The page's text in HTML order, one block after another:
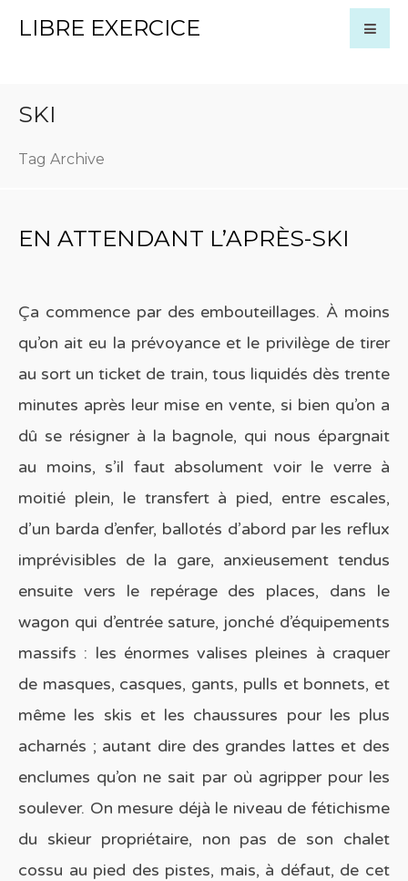
LIBRE EXERCICE
SKI
Tag Archive
EN ATTENDANT L’APRÈS-SKI
Ça commence par des embouteillages. À moins
qu’on ait eu la prévoyance et le privilège de tirer
au sort un ticket de train, tous liquidés dès trente
minutes après leur mise en vente, si bien qu’on a
dû se résigner à la bagnole, qui nous épargnait
au moins, s’il faut absolument voir le verre à
moitié plein, le transfert à pied, entre escales,
d’un barda d’enfer, ballotés d’abord par les reflux
imprévisibles de la gare, anxieusement tendus
ensuite vers le repérage des places, dans le
wagon qui d’entrée sature, jonché d’équipements
massifs : les énormes valises pleines à craquer
de masques, casques, gants, pulls et bonnets, et
même les skis et les chaussures pour les plus
acharnés ; autant dire des grandes lattes et des
enclumes qu’on ne sait par où agripper pour les
soulever. On mesure déjà le niveau de fétichisme
du skieur propriétaire, non pas de son chalet
cossu au pied des pistes, mais, à défaut, de cet